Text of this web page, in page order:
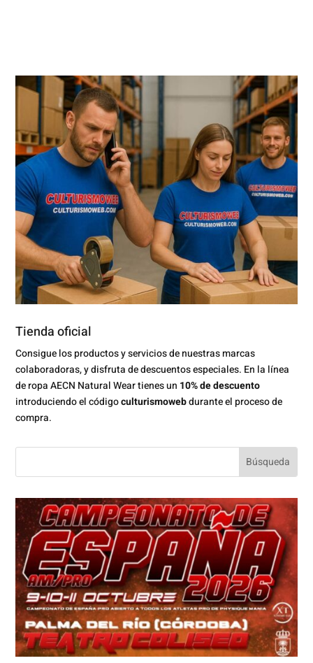
Tienda oficial
Consigue los productos y servicios de nuestras marcas
colaboradoras, y disfruta de descuentos especiales. En la línea
de ropa AECN Natural Wear tienes un 10% de descuento
introduciendo el códigoculturismowebdurante el proceso de
compra.